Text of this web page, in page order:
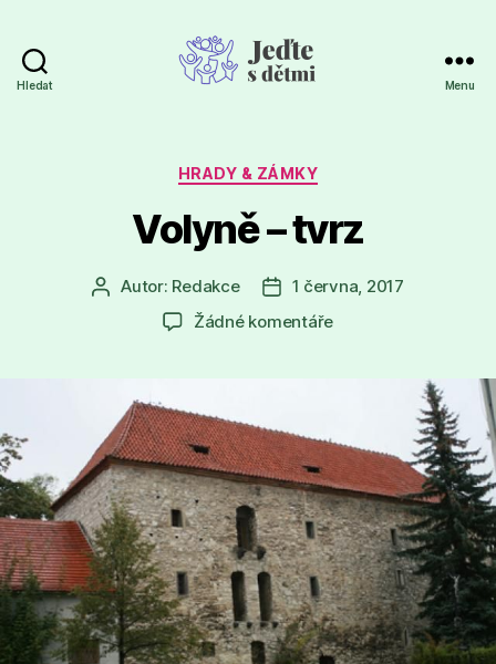
Hledat Menu
Rubriky
HRADY & ZÁMKY
Volyně – tvrz
Autor
příspěvku
Autor: Redakce
Datum
příspěvku
1 června, 2017
Žádné komentářeu
–
tvrz